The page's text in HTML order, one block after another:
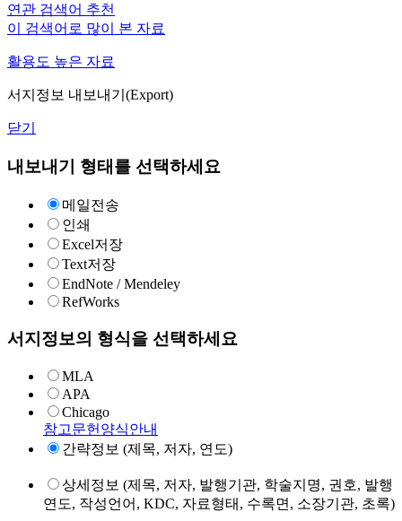
연관 검색어 추천
이 검색어로 많이 본 자료
활용도 높은 자료
서지정보 내보내기(Export)
닫기
내보내기 형태를 선택하세요
메일전송
인쇄
Excel저장
Text저장
EndNote / Mendeley
RefWorks
서지정보의 형식을 선택하세요
MLA
APA
Chicago
참고문헌양식안내
간략정보 (제목, 저자, 연도)
상세정보 (제목, 저자, 발행기관, 학술지명, 권호, 발행
연도, 작성언어, KDC, 자료형태, 수록면, 소장기관, 초록)